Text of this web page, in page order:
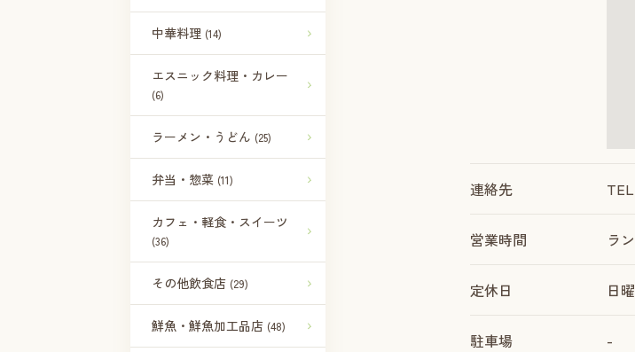
中華料理 (14)
エスニック料理・カレー
(6)
ラーメン・うどん (25)
弁当・惣菜 (11)
カフェ・軽食・スイーツ
(36)
その他飲食店 (29)
鮮魚・鮮魚加工品店 (48)
連絡先
営業時間 ラ
定休日 日
駐車場 -